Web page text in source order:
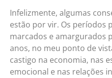
Infelizmente, algumas
estão por vir. Os períodos
marcados e amargurados
anos, no meu ponto de
castigo na economia, nas
emocional e nas relações